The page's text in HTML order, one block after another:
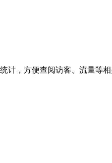
计，方便查阅访客、流量等相